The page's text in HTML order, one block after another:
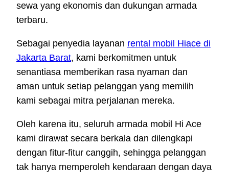
sewa yang ekonomis dan dukungan armada
terbaru.
Sebagai penyedia layanan rental mobil Hiace di
Jakarta Barat, kami berkomitmen untuk
senantiasa memberikan rasa nyaman dan
aman untuk setiap pelanggan yang memilih
kami sebagai mitra perjalanan mereka.
Oleh karena itu, seluruh armada mobil Hi Ace
kami dirawat secara berkala dan dilengkapi
dengan fitur-fitur canggih, sehingga pelanggan
tak hanya memperoleh kendaraan dengan daya